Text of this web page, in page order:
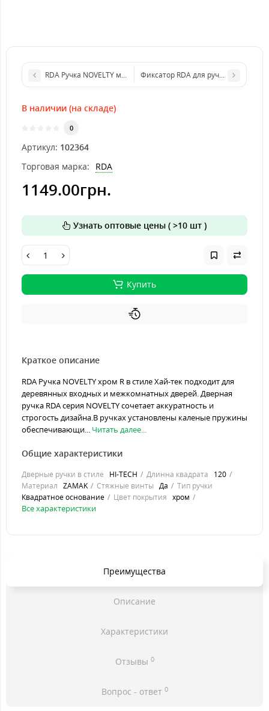
RDA Ручка NOVELTY матовый хром RФиксатор RDA для ручек KUBIC S WC
В наличии (на складе)
0
Артикул: 102364
Торговая марка:
RDA
1149.00грн.
Узнать оптовые цены ( >10 шт )
Купить
Краткое описание
RDA Ручка NOVELTY хром R в стиле Хай-тек подходит для
деревянных входных и межкомнатных дверей. Дверная
ручка RDA серия NOVELTY сочетает аккуратность и
строгость дизайна.В ручках установлены каленые пружины
обеспечивающи... Читать далее...
Общие характеристики
Дверные ручки в стиле HI-TECH Длинна квадрата
120
Материал ZAMAK Стяжные винты Да
Тип ручки
Квадратное основание
Цвет покрытия хром
Все характеристики
Преимущества
Описание
Характеристики
Отзывы 0
Вопрос - ответ 0